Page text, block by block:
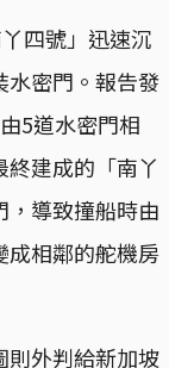
四號」迅速沉
水密門。報告發
5道水密門相
建成的「南丫
，導致撞船時由
成相鄰的舵機房
則外判給新加坡